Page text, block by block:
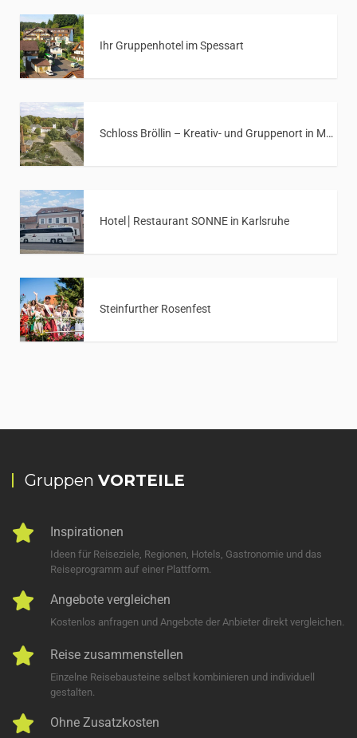
Ihr Gruppenhotel im Spessart
Schloss Bröllin – Kreativ- und Gruppenort in Mecklenburg-Vorpommern
Hotel│Restaurant SONNE in Karlsruhe
Steinfurther Rosenfest
Gruppen VORTEILE
Inspirationen
Ideen für Reiseziele, Regionen, Hotels, Gastronomie und das
Reiseprogramm auf einer Plattform.
Angebote vergleichen
Kostenlos anfragen und Angebote der Anbieter direkt vergleichen.
Reise zusammenstellen
Einzelne Reisebausteine selbst kombinieren und individuell
gestalten.
Ohne Zusatzkosten